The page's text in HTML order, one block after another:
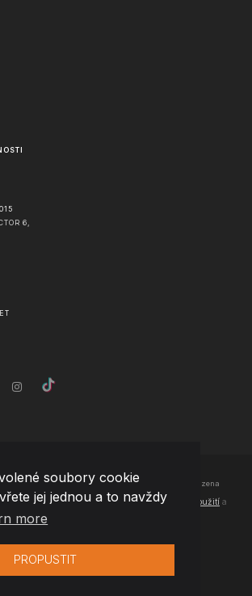
soubory cookie
jej jednou a to navždy
more
PROPUSTIT
6,
Extension Czech Republic- Všechna práva vyhrazena
těchto stránek souhlasíte s našimiPodmínky použití a
Politika soukromí